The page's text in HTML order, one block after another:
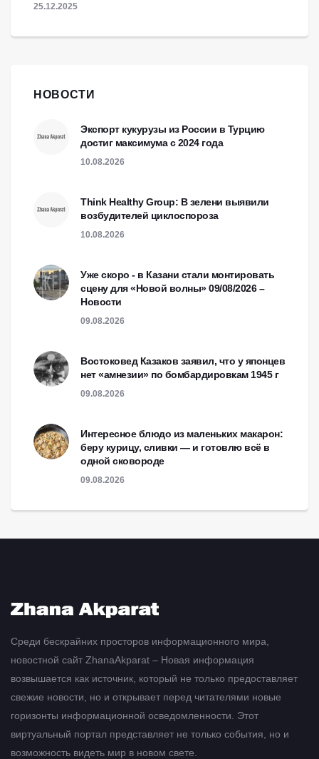
25.12.2025
НОВОСТИ
Экспорт кукурузы из России в Турцию
достиг максимума с 2024 года
10.08.2026
Think Healthy Group: В зелени выявили
возбудителей циклоспороза
10.08.2026
Уже скоро - в Казани стали монтировать
сцену для «Новой волны» 09/08/2026 –
Новости
09.08.2026
Востоковед Казаков заявил, что у японцев
нет «амнезии» по бомбардировкам 1945 г
09.08.2026
Интересное блюдо из маленьких макарон:
беру курицу, сливки — и готовлю всё в
одной сковороде
09.08.2026
Среди бескрайних просторов информационного мира,
новостной сайт ZhanaAkparat – Новая информация
возвышается как источник, который не только предоставляет
свежие новости, но и открывает перед читателями новые
горизонты информационной осведомленности. Этот
виртуальный портал представляет не только события, но и
возможность видеть мир в новом свете.